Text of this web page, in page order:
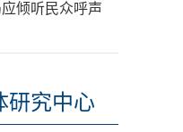
倾听民众呼声
研究中心